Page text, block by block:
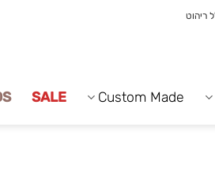
Custom Made
SALE